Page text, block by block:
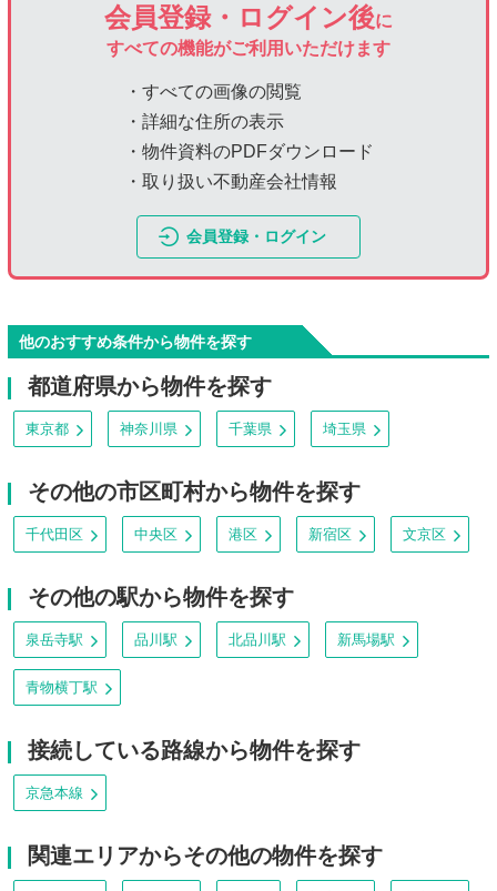
会員登録・ログイン後に
すべての機能がご利用いただけます
・すべての画像の閲覧
・詳細な住所の表示
・物件資料のPDFダウンロード
・取り扱い不動産会社情報
会員登録・ログイン
他のおすすめ条件から物件を探す
都道府県から物件を探す
東京都 神奈川県 千葉県 埼玉県
その他の市区町村から物件を探す
千代田区 中央区 港区 新宿区 文京区
その他の駅から物件を探す
泉岳寺駅 品川駅 北品川駅 新馬場駅
青物横丁駅
接続している路線から物件を探す
京急本線
関連エリアからその他の物件を探す